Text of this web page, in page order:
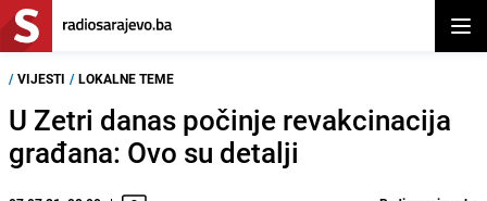
/ VIJESTI / LOKALNE TEME
U Zetri danas počinje revakcinacija
građana: Ovo su detalji